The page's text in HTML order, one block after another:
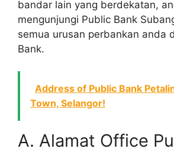
bandar lain yang berdekatan,
mengunjungi Public Bank
semua urusan perbankan anda
Bank.
Address of Public Bank
Town, Selangor!
A. Alamat Office